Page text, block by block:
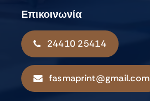
Επικοινωνία
24410 25414
fasmaprint@gmail.com